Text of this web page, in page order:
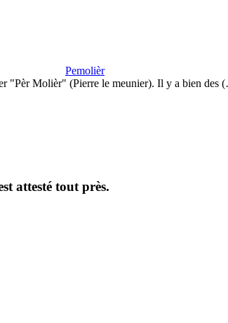
Pemolièr
"Pèr Molièr" (Pierre le meunier). Il y a bien des
attesté tout près.